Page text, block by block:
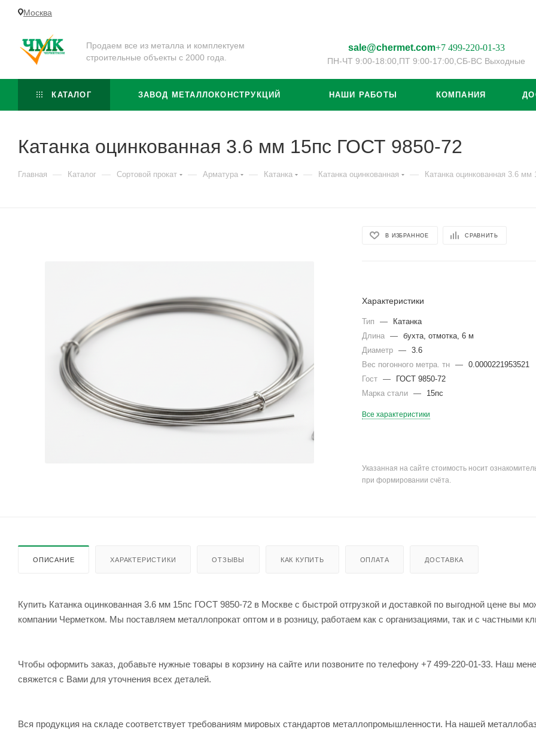
Москва
Продаем все из металла и комплектуем
строительные объекты с 2000 года.
sale@chermet.com+7 499-220-01-33
ПН-ЧТ 9:00-18:00, ПТ 9:00-17:00, СБ-ВС Выходные
КАТАЛОГ ЗАВОД МЕТАЛЛОКОНСТРУКЦИЙ НАШИ РАБОТЫ КОМПАНИЯ
Катанка оцинкованная 3.6 мм 15пс ГОСТ 9850-72
Главная — Каталог — Сортовой прокат — Арматура — Катанка — Катанка оцинкованная — Катанка оцинкованная 3.6
В ИЗБРАННОЕ СРАВНИТЬ
Характеристики
Тип —
Катанка
Длина
—
бухта, отмотка, 6 м
Диаметр
—
3.6
Вес погонного метра. тн
—
0.0000221953521
Гост
—
ГОСТ 9850-72
Марка стали
— 15пс
Все характеристики
Указанная на сайте стоимость носит
при формировании счёта.
ОПИСАНИЕ ХАРАКТЕРИСТИКИ ОТЗЫВЫ КАК КУПИТЬ ОПЛАТА ДОСТАВКА
Купить Катанка оцинкованная 3.6 мм 15пс ГОСТ 9850-72 в Москве с быстрой отгрузкой и доставкой по выгодной цене вы
компании Черметком. Мы поставляем металлопрокат оптом и в розницу, работаем как с организациями, так и с частными
Чтобы оформить заказ, добавьте нужные товары в корзину на сайте или позвоните по телефону +7 499-220-01-33. Наш
свяжется с Вами для уточнения всех деталей.
Вся продукция на складе соответствует требованиям мировых стандартов металлопромышленности. На нашей